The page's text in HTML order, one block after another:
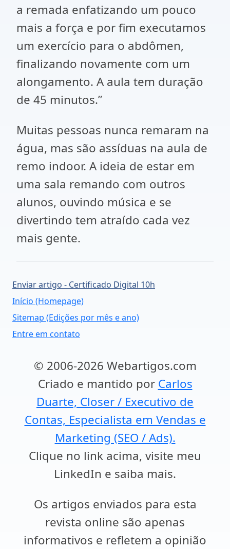
a remada enfatizando um pouco
mais a força e por fim executamos
um exercício para o abdômen,
finalizando novamente com um
alongamento. A aula tem duração
de 45 minutos.”
Muitas pessoas nunca remaram na
água, mas são assíduas na aula de
remo indoor. A ideia de estar em
uma sala remando com outros
alunos, ouvindo música e se
divertindo tem atraído cada vez
mais gente.
Enviar artigo - Certificado Digital 10h
Início (Homepage)
Sitemap (Edições por mês e ano)
Entre em contato
© 2006-2026 Webartigos.com
Criado e mantido por Carlos
Duarte, Closer / Executivo de
Contas, Especialista em Vendas e
Marketing (SEO / Ads).
Clique no link acima, visite meu
LinkedIn e saiba mais.
Os artigos enviados para esta
revista online são apenas
informativos e refletem a opinião